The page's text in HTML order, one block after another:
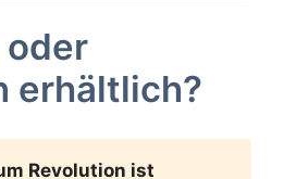
oder
erhältlich?
Revolution ist